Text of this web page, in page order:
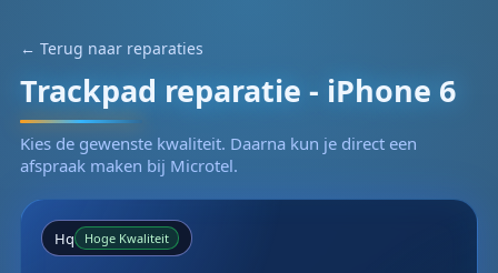
← Terug naar reparaties
Trackpad reparatie - iPhone 6
Kies de gewenste kwaliteit. Daarna kun je direct een
afspraak maken bij Microtel.
Hq Hoge Kwaliteit